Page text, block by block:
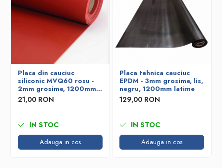
Placa din cauciuc
siliconic MVQ60 rosu -
2mm grosime, 1200mm
latime
21,00 RON
IN STOC
Adauga in cos
Placa tehnica cauciuc
EPDM - 3mm grosime, lis,
negru, 1200mm latime
129,00 RON
IN STOC
Adauga in cos